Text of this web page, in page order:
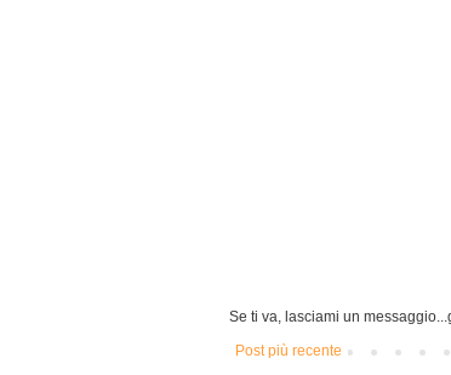
Se ti va, lasciami un
Post più recente